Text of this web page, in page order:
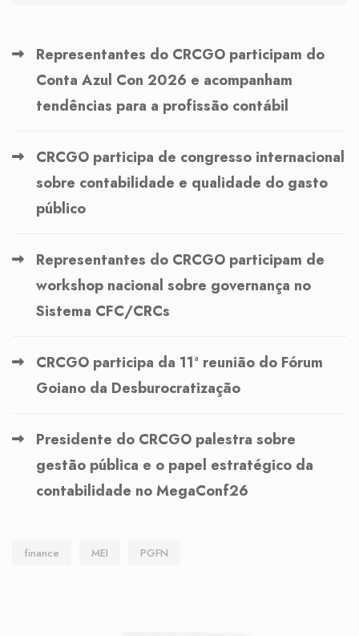
Representantes do CRCGO participam do
Conta Azul Con 2026 e acompanham
tendências para a profissão contábil
CRCGO participa de congresso internacional
sobre contabilidade e qualidade do gasto
público
Representantes do CRCGO participam de
workshop nacional sobre governança no
Sistema CFC/CRCs
CRCGO participa da 11ª reunião do Fórum
Goiano da Desburocratização
Presidente do CRCGO palestra sobre
gestão pública e o papel estratégico da
contabilidade no MegaConf26
finance MEI PGFN